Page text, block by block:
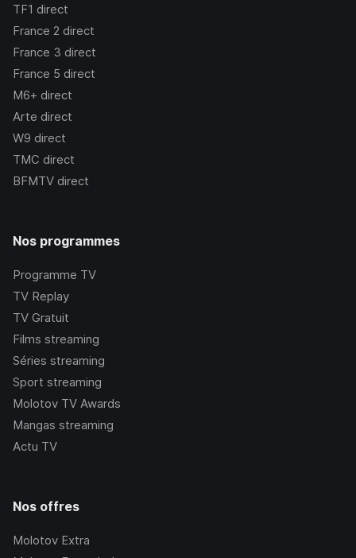
TF1 direct
France 2 direct
France 3 direct
France 5 direct
M6+ direct
Arte direct
W9 direct
TMC direct
BFMTV direct
Nos programmes
Programme TV
TV Replay
TV Gratuit
Films streaming
Séries streaming
Sport streaming
Molotov TV Awards
Mangas streaming
Actu TV
Nos offres
Molotov Extra